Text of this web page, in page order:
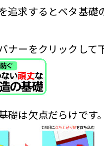
追求するとベタ基礎
ナーをクリックして
礎は欠点だらけです。